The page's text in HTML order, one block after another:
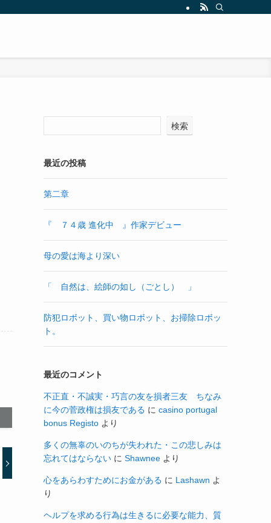
検索
最近の投稿
第二章
『 ７４歳 進化中 』作家デビュー
母の愛は海より深い
「 自然は、絵師の如し（ごとし） 」
防犯ロボット、買い物ロボット、お掃除ロボッ
ト。
最近のコメント
不正直・不誠実・巧言の友を損者三友 ちなみ
に今の菅政権は損友である に casino portugal
bonus Registo より
多くの無辜のいのちが失われた・この悲しみは
忘れてはならない に Shawnee より
心をあらわすためにお金がある に Lashawn よ
り
ヘルプを求める行為は生きるに必要な能力、質